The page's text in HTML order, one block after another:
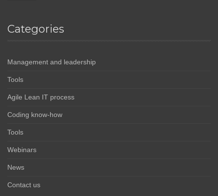
Categories
Management and leadership
Tools
Agile Lean IT process
Coding know-how
Tools
Webinars
News
Contact us